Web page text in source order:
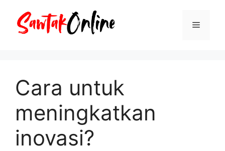
Menu
Cara untuk
meningkatkan
inovasi?